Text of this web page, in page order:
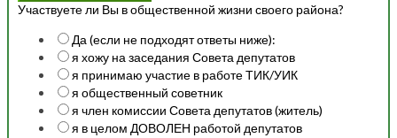
Участвуете ли Вы в общественной жизни своего района?
Да (если не подходят ответы ниже):
я хожу на заседания Совета депутатов
я принимаю участие в работе ТИК/УИК
я общественный советник
я член комиссии Совета депутатов (житель)
я в целом ДОВОЛЕН работой депутатов